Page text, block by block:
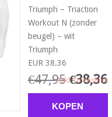
Triumph – Triaction
Workout N (zonder
beugel) – wit
Triumph
EUR 38.36
€47,95 €38,36
KOPEN
Add To Wishlist